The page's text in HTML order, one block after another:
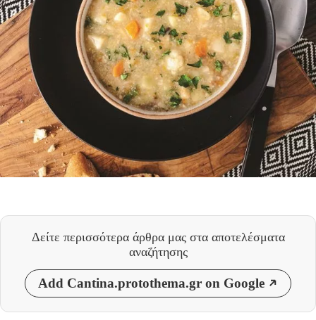
Δείτε περισσότερα άρθρα μας στα αποτελέσματα
αναζήτησης
Add Cantina.protothema.gr on Google